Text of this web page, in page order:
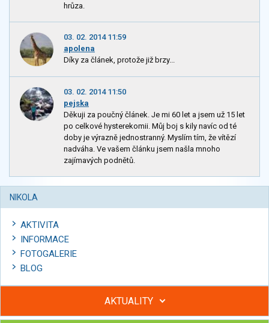
hrůza.
03. 02. 2014 11:59
apolena
Díky za článek, protože již brzy...
03. 02. 2014 11:50
pejska
Děkuji za poučný článek. Je mi 60 let a jsem už 15 let
po celkové hysterekomii. Můj boj s kily navíc od té
doby je výrazně jednostranný. Myslím tím, že vítězí
nadváha. Ve vašem článku jsem našla mnoho
zajímavých podnětů.
NIKOLA
AKTIVITA
INFORMACE
FOTOGALERIE
BLOG
AKTUALITY